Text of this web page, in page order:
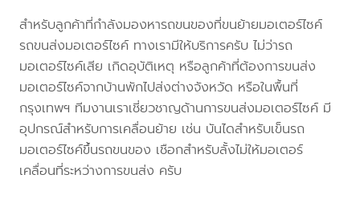
สำหรับลูกค้าที่กำลังมองหารถขนของที่ขนย้ายมอเตอร์ไซค์
รถขนส่งมอเตอร์ไซค์ ทางเรามีให้บริการครับ ไม่ว่ารถ
มอเตอร์ไซค์เสีย เกิดอุบัติเหตุ หรือลูกค้าที่ต้องการขนส่ง
มอเตอร์ไซค์จากบ้านพักไปส่งต่างจังหวัด หรือในพื้นที่
กรุงเทพฯ ทีมงานเราเชี่ยวชาญด้านการขนส่งมอเตอร์ไซค์ มี
อุปกรณ์สำหรับการเคลื่อนย้าย เช่น บันไดสำหรับเข็นรถ
มอเตอร์ไซค์ขึ้นรถขนของ เชือกสำหรับลั้งไม่ให้มอเตอร์
เคลื่อนที่ระหว่างการขนส่ง ครับ